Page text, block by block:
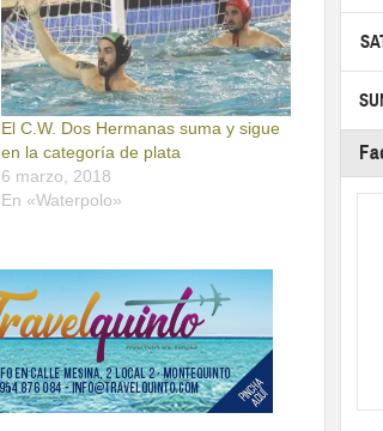
El C.W. Dos Hermanas suma y sigue
en la categoría de plata
6 marzo, 2018
En «Waterpolo»